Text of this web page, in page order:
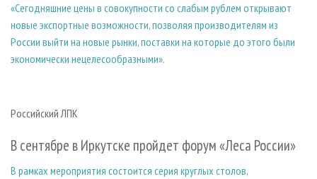
«Сегодняшние цены в совокупности со слабым рублем открывают
новые экспортные возможности, позволяя производителям из
России выйти на новые рынки, поставки на которые до этого были
экономически нецелесообразными».
Российский ЛПК
В сентябре в Иркутске пройдет форум «Леса России»
В рамках мероприятия состоится серия круглых столов,